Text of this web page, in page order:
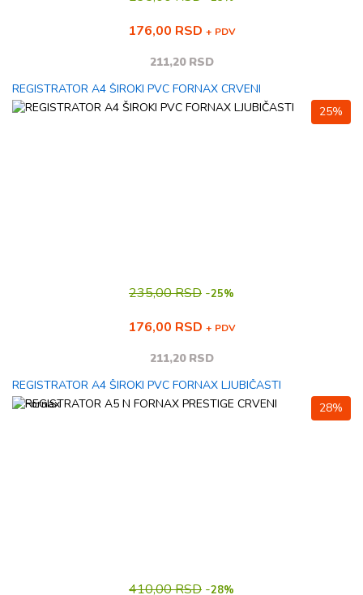
176,00 RSD + PDV
211,20 RSD
REGISTRATOR A4 ŠIROKI PVC FORNAX CRVENI
25%
235,00 RSD -25%
176,00 RSD + PDV
211,20 RSD
REGISTRATOR A4 ŠIROKI PVC FORNAX LJUBIČASTI
28%
410,00 RSD -28%